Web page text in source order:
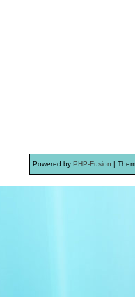
Powered by PHP-Fusion |